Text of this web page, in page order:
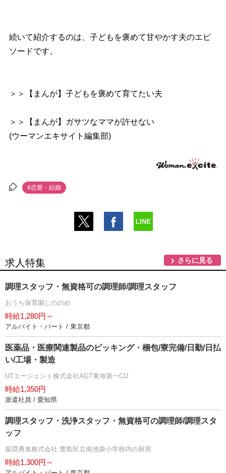
続いて紹介するのは、子どもを褒めて甘やかす夫のエピ
ソードです。
＞＞【まんが】子どもを褒めて育てたい夫
＞＞【まんが】ガサツなママが許せない
(ウーマンエキサイト編集部)
#恋愛・結婚
求人特集 さらに見る
調理スタッフ・無資格可の調理師/調理スタッフ
おうち保育園しののめ
時給1,280円～
アルバイト・パート / 東京都
医薬品・医療関連製品のピッキング・梱包/寮完備/日勤/日払
い/工場・製造
UTエージェント株式会社AGT東海第一CU
時給1,350円
派遣社員 / 愛知県
調理スタッフ・洗浄スタッフ・無資格可の調理師/調理スタ
ッフ
葉隠勇進株式会社 豊島区立南池袋小学校内の厨房
時給1,300円～